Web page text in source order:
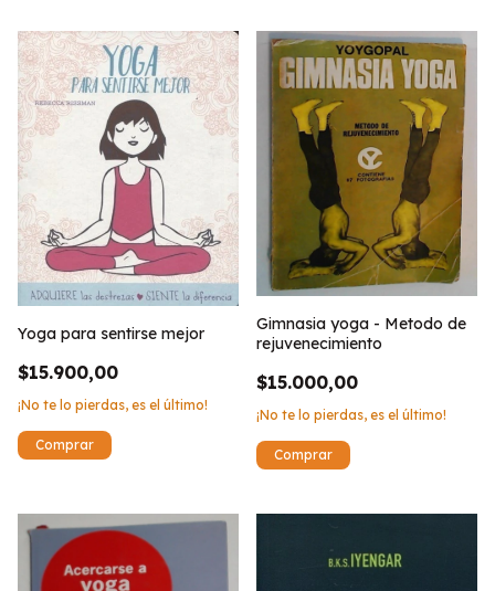
Yoga para sentirse mejor
$15.900,00
¡No te lo pierdas, es el último!
Gimnasia yoga - Metodo de
rejuvenecimiento
$15.000,00
¡No te lo pierdas, es el último!